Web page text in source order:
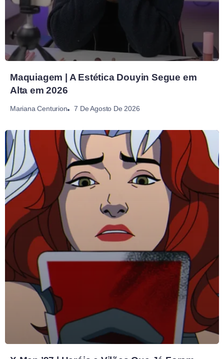
Maquiagem | A Estética Douyin Segue em
Alta em 2026
Mariana Centurion 7 De Agosto De 2026